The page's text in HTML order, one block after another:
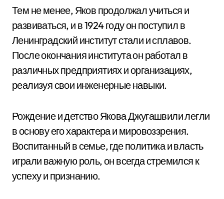
Тем не менее, Яков продолжал учиться и
развиваться, и в 1924 году он поступил в
Ленинградский институт стали и сплавов.
После окончания института он работал в
различных предприятиях и организациях,
реализуя свои инженерные навыки.
Рождение и детство Якова Джугашвили легли
в основу его характера и мировоззрения.
Воспитанный в семье, где политика и власть
играли важную роль, он всегда стремился к
успеху и признанию.